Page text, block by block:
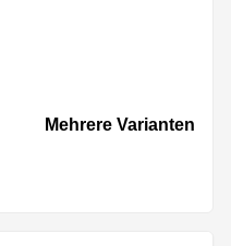
Mehrere Varianten